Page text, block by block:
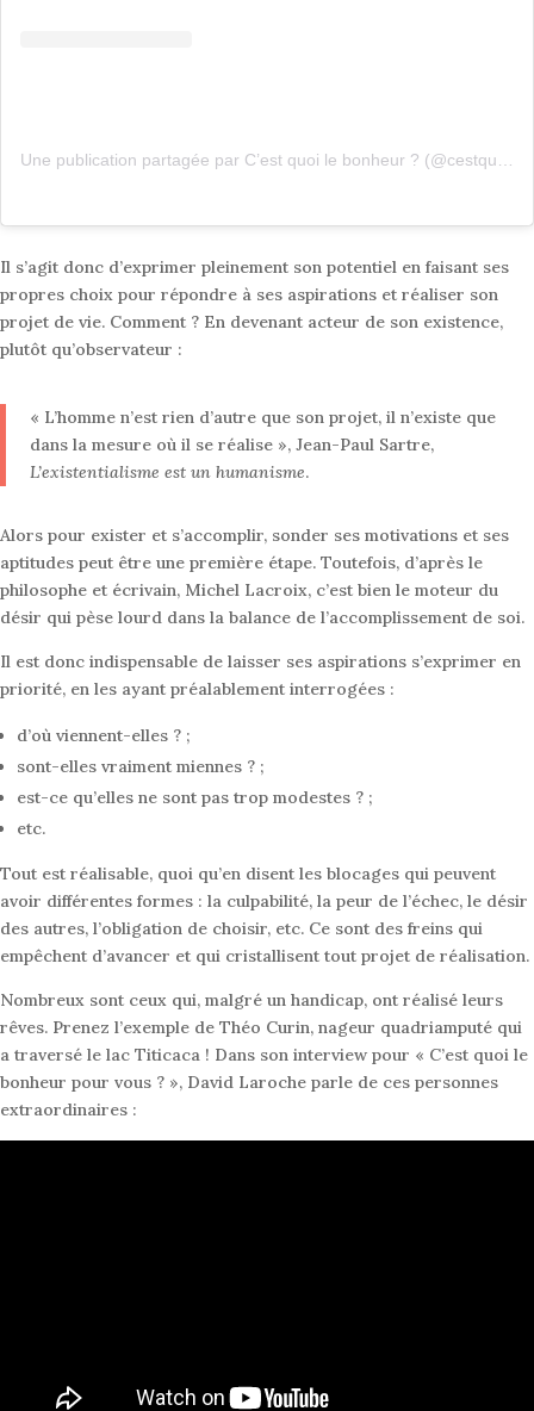
Il s’agit donc d’exprimer pleinement son potentiel en faisant ses
propres choix pour répondre à ses aspirations et réaliser son
projet de vie. Comment ? En devenant acteur de son existence,
plutôt qu’observateur :
« L’homme n’est rien d’autre que son projet, il n’existe que
dans la mesure où il se réalise », Jean-Paul Sartre,
L’existentialisme est un humanisme.
Alors pour exister et s’accomplir, sonder ses motivations et ses
aptitudes peut être une première étape. Toutefois, d’après le
philosophe et écrivain, Michel Lacroix, c’est bien le moteur du
désir qui pèse lourd dans la balance de l’accomplissement de soi.
Il est donc indispensable de laisser ses aspirations s’exprimer en
priorité, en les ayant préalablement interrogées :
d’où viennent-elles ? ;
sont-elles vraiment miennes ? ;
est-ce qu’elles ne sont pas trop modestes ? ;
etc.
Tout est réalisable, quoi qu’en disent les blocages qui peuvent
avoir différentes formes : la culpabilité, la peur de l’échec, le désir
des autres, l’obligation de choisir, etc. Ce sont des freins qui
empêchent d’avancer et qui cristallisent tout projet de réalisation.
Nombreux sont ceux qui, malgré un handicap, ont réalisé leurs
rêves. Prenez l’exemple de Théo Curin, nageur quadriamputé qui
a traversé le lac Titicaca ! Dans son interview pour « C’est quoi le
bonheur pour vous ? », David Laroche parle de ces personnes
extraordinaires :